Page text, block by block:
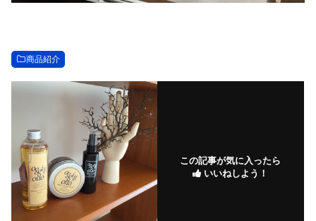
商品紹介
この記事が気に入ったら
いいねしよう！